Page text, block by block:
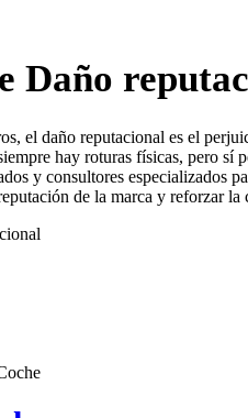
Daño
el daño reputacional es el
hay roturas físicas, pero
y consultores especializados
de la marca y reforzar